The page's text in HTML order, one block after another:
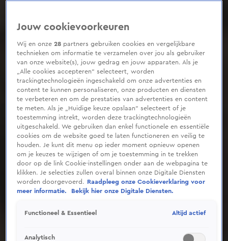
Jouw cookievoorkeuren
Wij en onze28 partners gebruiken cookies en vergelijkbare
technieken om informatie te verzamelen over jou als gebruiker
van onze website(s), jouw gedrag en jouw apparaten. Als je
„Alle cookies accepteren” selecteert, worden
trackingtechnologieën ingeschakeld om onze advertenties en
content te kunnen personaliseren, onze producten en diensten
te verbeteren en om de prestaties van advertenties en content
te meten. Als je „Huidige keuze opslaan” selecteert of je
toestemming intrekt, worden deze trackingtechnologieën
uitgeschakeld. We gebruiken dan enkel functionele en essentiële
cookies om de website goed te laten functioneren en veilig te
houden. Je kunt dit menu op ieder moment opnieuw openen
om je keuzes te wijzigen of om je toestemming in te trekken
door op de link Cookie-instellingen onder aan de webpagina te
klikken. Je selecties zullen overal binnen onze Digitale Diensten
worden doorgevoerd.
Raadpleeg onze Cookieverklaring voor
meer informatie.
Bekijk hier onze Digitale Diensten.
Functioneel & Essentieel Altijd actief
Analytisch